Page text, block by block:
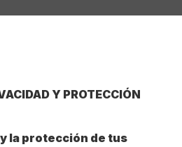
Y PROTECCIÓN
la protección de tus